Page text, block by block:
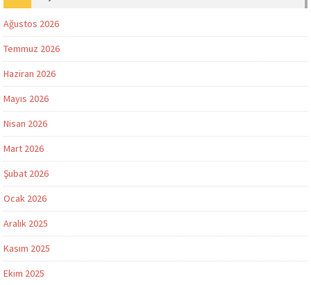
Ağustos 2026
Temmuz 2026
Haziran 2026
Mayıs 2026
Nisan 2026
Mart 2026
Şubat 2026
Ocak 2026
Aralık 2025
Kasım 2025
Ekim 2025